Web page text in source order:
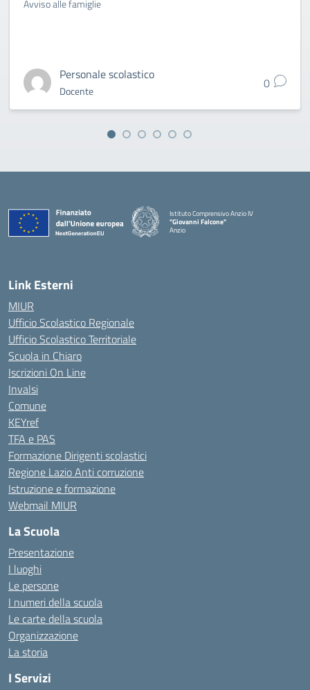
Avviso alle famiglie
Personale scolastico
Docente 0
Istituto Comprensivo Anzio IV
"Giovanni Falcone"
Anzio
Link Esterni
MIUR
Ufficio Scolastico Regionale
Ufficio Scolastico Territoriale
Scuola in Chiaro
Iscrizioni On Line
Invalsi
Comune
KEYref
TFA e PAS
Formazione Dirigenti scolastici
Regione Lazio Anti corruzione
Istruzione e formazione
Webmail MIUR
La Scuola
Presentazione
I luoghi
Le persone
I numeri della scuola
Le carte della scuola
Organizzazione
La storia
I Servizi